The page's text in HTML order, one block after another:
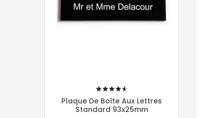
92%
Plaque De Boîte Aux Lettres
Standard 93x25mm